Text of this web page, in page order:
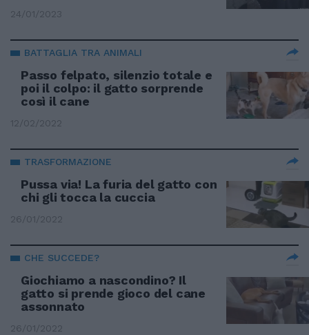
24/01/2023
BATTAGLIA TRA ANIMALI
Passo felpato, silenzio totale e
poi il colpo: il gatto sorprende
così il cane
12/02/2022
TRASFORMAZIONE
Pussa via! La furia del gatto con
chi gli tocca la cuccia
26/01/2022
CHE SUCCEDE?
Giochiamo a nascondino? Il
gatto si prende gioco del cane
assonnato
26/01/2022